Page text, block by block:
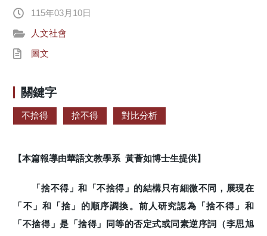
115年03月10日
人文社會
圖文
關鍵字
不捨得 捨不得 對比分析
【本篇報導由華語文教學系 黃薈如博士生提供】
「捨不得」和「不捨得」的結構只有細微不同，展現在
「不」和「捨」的順序調換。前人研究認為「捨不得」和
「不捨得」是「捨得」同等的否定式或同素逆序詞（李思旭